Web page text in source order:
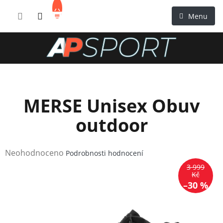
MERSE Unisex Obuv
outdoor
Průměrné
Neohodnoceno Podrobnosti hodnocení
3 999
Kč
–30 %